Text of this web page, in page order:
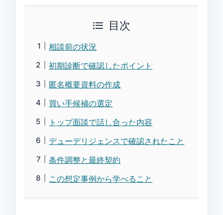
目次
相談前の状況
初期診断で確認したポイント
匿名概要資料の作成
買い手候補の選定
トップ面談で話し合った内容
デューデリジェンスで確認されたこと
条件調整と最終契約
この想定事例から学べること